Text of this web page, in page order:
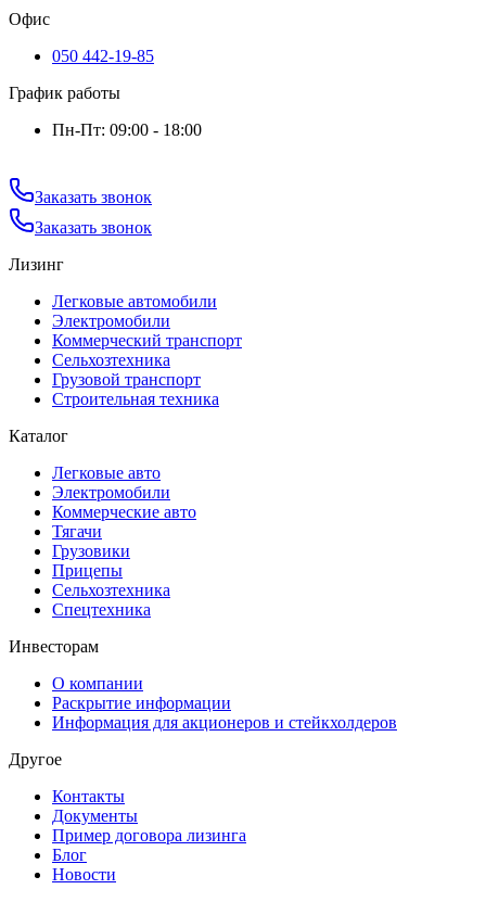
Офис
050 442-19-85
График работы
Пн-Пт: 09:00 - 18:00
Заказать звонок
Заказать звонок
Лизинг
Легковые автомобили
Электромобили
Коммерческий транспорт
Сельхозтехника
Грузовой транспорт
Строительная техника
Каталог
Легковые авто
Электромобили
Коммерческие авто
Тягачи
Грузовики
Прицепы
Сельхозтехника
Спецтехника
Инвесторам
О компании
Раскрытие информации
Информация для акционеров и стейкхолдеров
Другое
Контакты
Документы
Пример договора лизинга
Блог
Новости